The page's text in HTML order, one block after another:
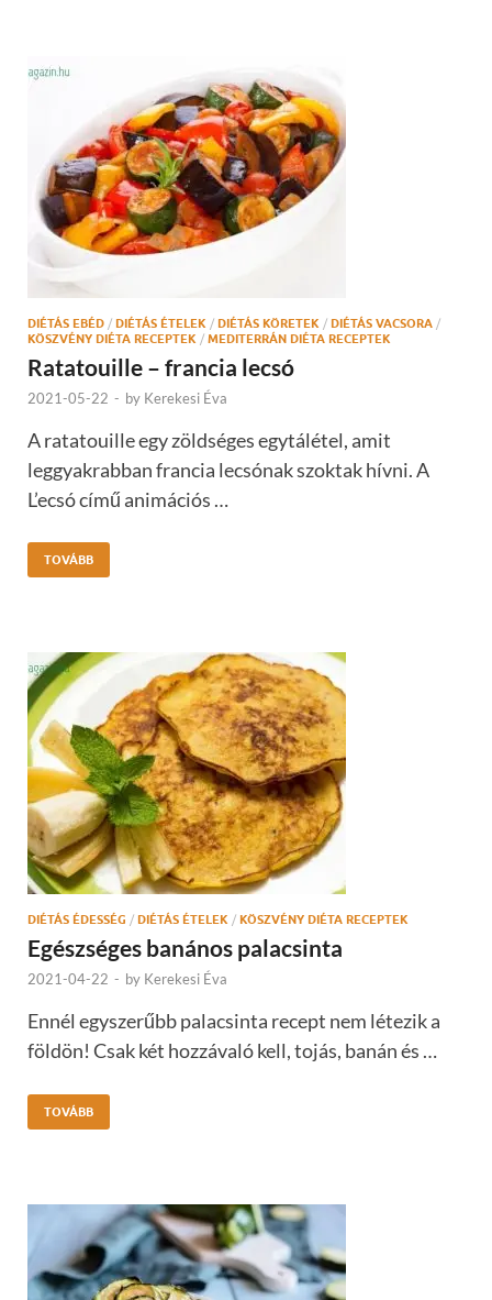
DIÉTÁS EBÉD / DIÉTÁS ÉTELEK / DIÉTÁS KÖRETEK / DIÉTÁS VACSORA /
KÖSZVÉNY DIÉTA RECEPTEK / MEDITERRÁN DIÉTA RECEPTEK
Ratatouille – francia lecsó
2021-05-22 - by Kerekesi Éva
A ratatouille egy zöldséges egytálétel, amit
leggyakrabban francia lecsónak szoktak hívni. A
L’ecsó című animációs …
TOVÁBB
DIÉTÁS ÉDESSÉG / DIÉTÁS ÉTELEK / KÖSZVÉNY DIÉTA RECEPTEK
Egészséges banános palacsinta
2021-04-22 - by Kerekesi Éva
Ennél egyszerűbb palacsinta recept nem létezik a
földön! Csak két hozzávaló kell, tojás, banán és …
TOVÁBB